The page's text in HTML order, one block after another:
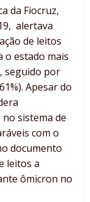
da Fiocruz,
alertava
de leitos
o estado mais
seguido por
Apesar do
no sistema de
com o
documento
leitos a
ômicron no